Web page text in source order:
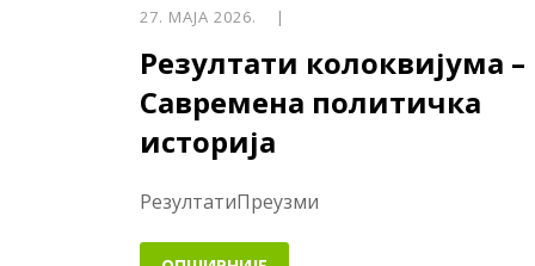
27. МАЈА 2026. |
Резултати колоквијума –
Савремена политичка
историја
РезултатиПреузми